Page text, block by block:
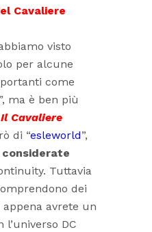
Cavaliere
visto
per alcune
come
ma è ben più
Il Cavaliere
di “esleworld”,
Tuttavia
dei
avrete un
l’universo DC